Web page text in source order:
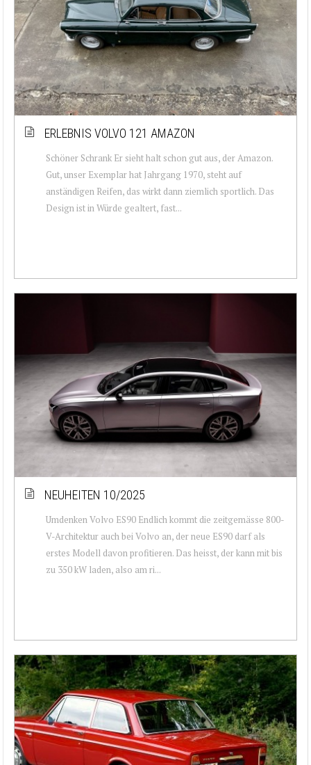
ERLEBNIS VOLVO 121 AMAZON
Schöner Schrank Er sieht halt schon gut aus, der Amazon.
Gut, unser Exemplar hat Jahrgang 1970, steht auf
anständigen Reifen, das wirkt dann ziemlich sportlich. Das
Design ist in Würde gealtert, fast...
NEUHEITEN 10/2025
Umdenken Volvo ES90 Endlich kommt die zeitgemässe 800-
V-Architektur auch bei Volvo an, der neue ES90 darf als
erstes Modell davon profitieren. Das heisst, der kann mit bis
zu 350 kW laden, also am ri...